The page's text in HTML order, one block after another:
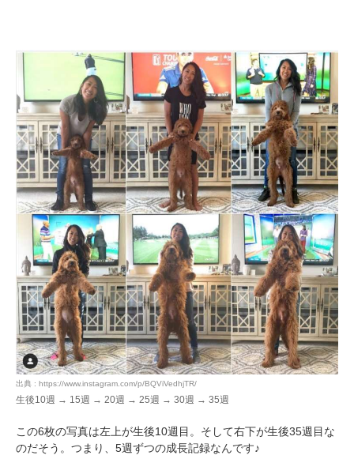
出典 : https://www.instagram.com/p/BQViVedhjTR/
生後10週 → 15週 → 20週 → 25週 → 30週 → 35週
この6枚の写真は左上が生後10週目。そして右下が生後35週目な
のだそう。つまり、5週ずつの成長記録なんです♪